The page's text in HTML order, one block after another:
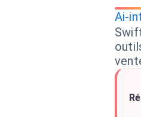
Ai-